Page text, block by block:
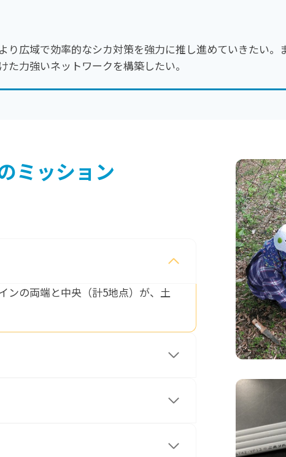
広域で効率的なシカ対策を強力に推し進めていきたい。
力強いネットワークを構築したい。
ミッション
ンの両端と中央（計5地点）が、土